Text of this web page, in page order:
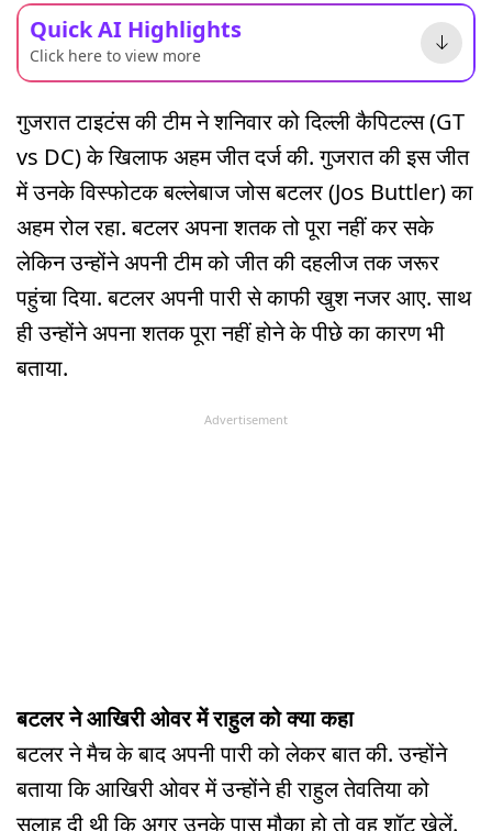
Quick AI Highlights
Click here to view more
गुजरात टाइटंस की टीम ने शनिवार को दिल्ली कैपिटल्स (GT
vs DC) के खिलाफ अहम जीत दर्ज की. गुजरात की इस जीत
में उनके विस्फोटक बल्लेबाज जोस बटलर (Jos Buttler) का
अहम रोल रहा. बटलर अपना शतक तो पूरा नहीं कर सके
लेकिन उन्होंने अपनी टीम को जीत की दहलीज तक जरूर
पहुंचा दिया. बटलर अपनी पारी से काफी खुश नजर आए. साथ
ही उन्होंने अपना शतक पूरा नहीं होने के पीछे का कारण भी
बताया.
Advertisement
बटलर ने आखिरी ओवर में राहुल को क्या कहा
बटलर ने मैच के बाद अपनी पारी को लेकर बात की. उन्होंने
बताया कि आखिरी ओवर में उन्होंने ही राहुल तेवतिया को
सलाह दी थी कि अगर उनके पास मौका हो तो वह शॉट खेलें.